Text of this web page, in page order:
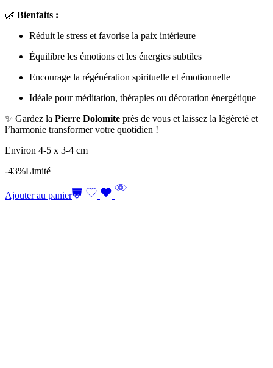
🌿 Bienfaits :
Réduit le stress et favorise la paix intérieure
Équilibre les émotions et les énergies subtiles
Encourage la régénération spirituelle et émotionnelle
Idéale pour méditation, thérapies ou décoration énergétique
✨ Gardez la Pierre Dolomite près de vous et laissez la légèreté et
l’harmonie transformer votre quotidien !
Environ 4-5 x 3-4 cm
-43%Limité
Ajouter au panier